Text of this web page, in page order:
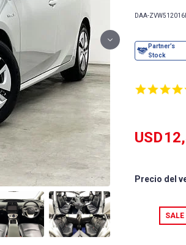
DAA-ZVW51 2016
USD
Precio del
SALE